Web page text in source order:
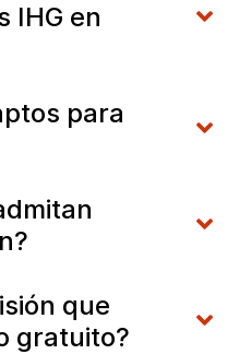
IHG en
para
que
gratuito?